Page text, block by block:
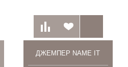
ДЖЕМПЕР NAME IT